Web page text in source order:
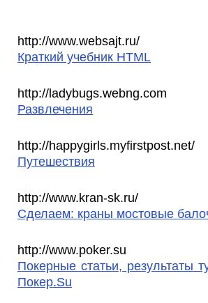
http://www.websajt.ru/
Краткий учебник HTML
http://ladybugs.webng.com
Развлечения
http://happygirls.myfirstpost.net/
Путешествия
http://www.kran-sk.ru/
Сделаем: краны мостовые
http://www.poker.su
Покерные статьи, результаты
Покер.Su